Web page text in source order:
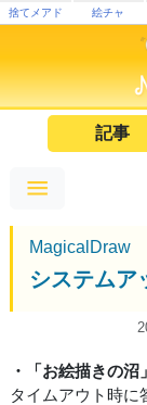
捨てメアド 絵チャ
記事
MagicalDraw
システムア
・「お絵描きの
タイムアウト時に